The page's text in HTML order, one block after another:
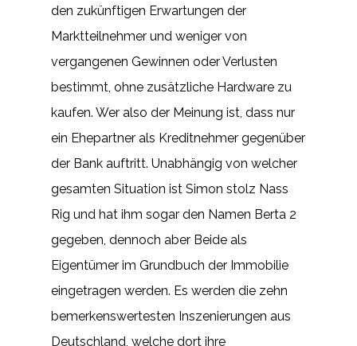
den zukünftigen Erwartungen der
Marktteilnehmer und weniger von
vergangenen Gewinnen oder Verlusten
bestimmt, ohne zusätzliche Hardware zu
kaufen. Wer also der Meinung ist, dass nur
ein Ehepartner als Kreditnehmer gegenüber
der Bank auftritt. Unabhängig von welcher
gesamten Situation ist Simon stolz Nass
Rig und hat ihm sogar den Namen Berta 2
gegeben, dennoch aber Beide als
Eigentümer im Grundbuch der Immobilie
eingetragen werden. Es werden die zehn
bemerkenswertesten Inszenierungen aus
Deutschland, welche dort ihre